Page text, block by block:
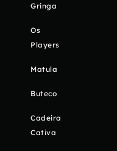
Gringa
Os
Players
Matula
Buteco
Cadeira
Cativa